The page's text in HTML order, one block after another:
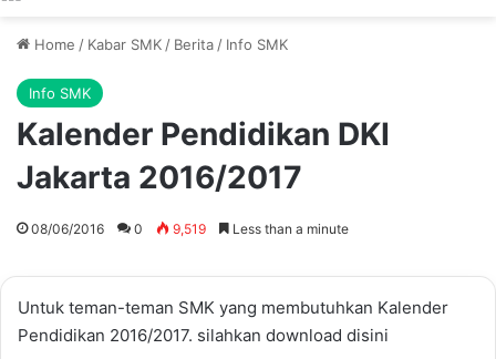
Home / Kabar SMK / Berita / Info SMK
Info SMK
Kalender Pendidikan DKI
Jakarta 2016/2017
08/06/2016 0 9,519 Less than a minute
Untuk teman-teman SMK yang membutuhkan Kalender
Pendidikan 2016/2017. silahkan download disini